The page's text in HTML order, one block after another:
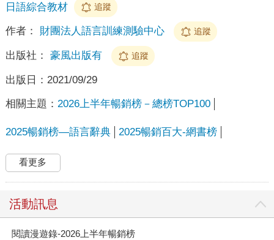
日語綜合教材
追蹤
作者： 財團法人語言訓練測驗中心 追蹤
出版社： 豪風出版有 追蹤
出版日： 2021/09/29
相關主題： 2026上半年暢銷榜－總榜TOP100
2025暢銷榜—語言辭典 2025暢銷百大-網書榜
看更多
活動訊息
閱讀漫遊錄-2026上半年暢銷榜